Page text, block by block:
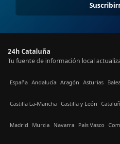
24h Cataluña
Tu fuente de información local
España Andalucía Aragón Asturias
Castilla La-Mancha Castilla y León
Madrid Murcia Navarra País Vasco